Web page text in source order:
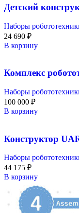
Детский
Наборы
24 690 ₽
В корзину
Комплекс
Наборы
100 000 ₽
В корзину
Конструктор
Наборы
44 175 ₽
В корзину